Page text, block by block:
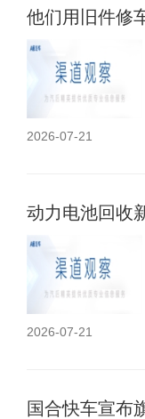
他们用旧件修
么破？
2026-07-21
动力电池回收
2026-07-21
国合快车宣布